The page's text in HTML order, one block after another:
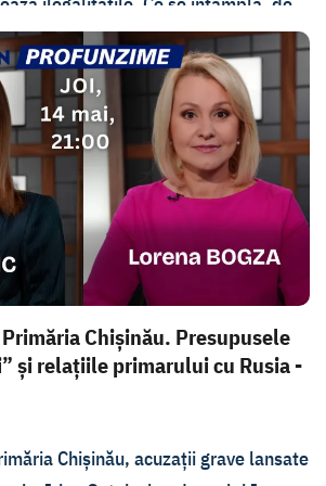
este reacția organelor de drept?
și de ce face aceste dezvăluiri
demisă? Despre toate discutăm cu
PROfunzime de joi, 21 mai. Este
Comisiei pentru securitatea
deputat PAS, și expertul WatchDog,
Victor Pruteanu, membru
noastră.
Chișinău. Presupusele
și relațiile primarului cu Rusia -
Chișinău, acuzații grave lansate